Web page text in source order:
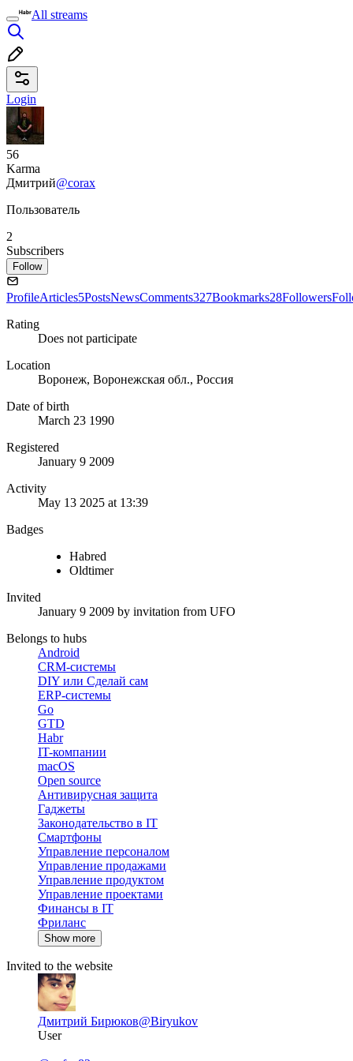
All streams
Login
56
Karma
Дмитрий@corax
Пользователь
2
Subscribers
Follow
ProfileArticles5PostsNewsComments327Bookmarks28Followers
Rating
Does not participate
Location
Воронеж, Воронежская обл., Россия
Date of birth
March 23 1990
Registered
January 9 2009
Activity
May 13 2025 at 13:39
Badges
Habred
Oldtimer
Invited
January 9 2009 by invitation from UFO
Belongs to hubs
Android
CRM-системы
DIY или Сделай сам
ERP-системы
Go
GTD
Habr
IT-компании
macOS
Open source
Антивирусная защита
Гаджеты
Законодательство в IT
Смартфоны
Управление персоналом
Управление продажами
Управление продуктом
Управление проектами
Финансы в IT
Фриланс
Show more
Invited to the website
Дмитрий Бирюков@Biryukov
User